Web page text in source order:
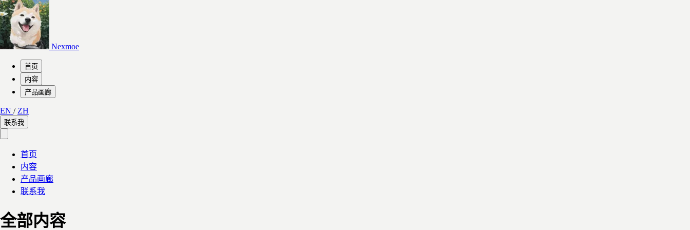
Nexmoe
首页
内容
产品画廊
EN / ZH
联系我
首页
内容
产品画廊
联系我
全部内容